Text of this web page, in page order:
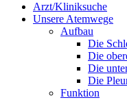
Arzt/Kliniksuche
Unsere Atemwege
Aufbau
Die
Die
Die
Die
Funktion